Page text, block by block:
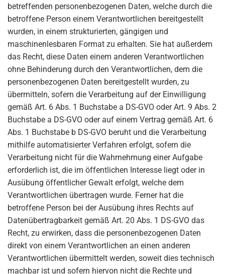
betreffenden personenbezogenen Daten, welche durch die
betroffene Person einem Verantwortlichen bereitgestellt
wurden, in einem strukturierten, gängigen und
maschinenlesbaren Format zu erhalten. Sie hat außerdem
das Recht, diese Daten einem anderen Verantwortlichen
ohne Behinderung durch den Verantwortlichen, dem die
personenbezogenen Daten bereitgestellt wurden, zu
übermitteln, sofern die Verarbeitung auf der Einwilligung
gemäß Art. 6 Abs. 1 Buchstabe a DS-GVO oder Art. 9 Abs. 2
Buchstabe a DS-GVO oder auf einem Vertrag gemäß Art. 6
Abs. 1 Buchstabe b DS-GVO beruht und die Verarbeitung
mithilfe automatisierter Verfahren erfolgt, sofern die
Verarbeitung nicht für die Wahrnehmung einer Aufgabe
erforderlich ist, die im öffentlichen Interesse liegt oder in
Ausübung öffentlicher Gewalt erfolgt, welche dem
Verantwortlichen übertragen wurde. Ferner hat die
betroffene Person bei der Ausübung ihres Rechts auf
Datenübertragbarkeit gemäß Art. 20 Abs. 1 DS-GVO das
Recht, zu erwirken, dass die personenbezogenen Daten
direkt von einem Verantwortlichen an einen anderen
Verantwortlichen übermittelt werden, soweit dies technisch
machbar ist und sofern hiervon nicht die Rechte und